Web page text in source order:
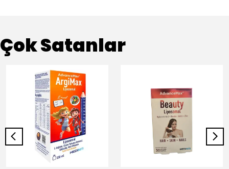
Çok Satanlar